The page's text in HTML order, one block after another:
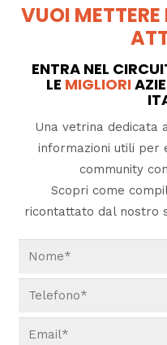
VUOI
ENTRA NEL
LE MIGLIORI
Una vetrina dedicata
informazioni utili per
community
Scopri come
ricontattato dal nostro